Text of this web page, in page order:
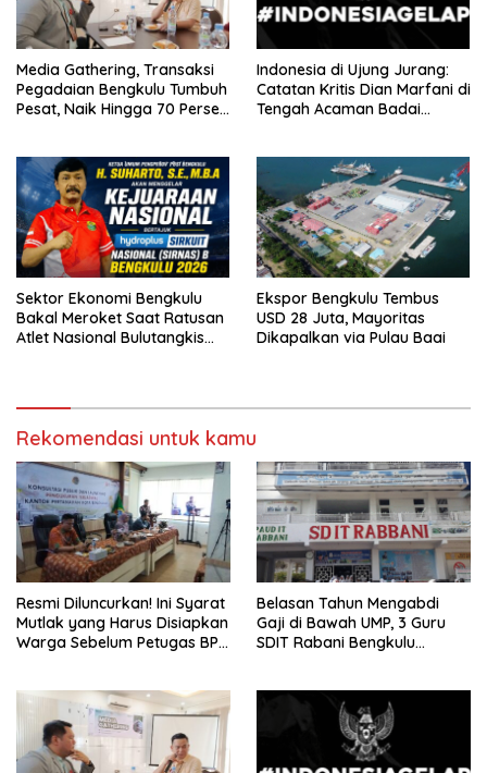
Media Gathering, Transaksi
Pegadaian Bengkulu Tumbuh
Pesat, Naik Hingga 70 Persen
Indonesia di Ujung Jurang:
Catatan Kritis Dian Marfani di
Tengah Acaman Badai
Sektor Ekonomi Bengkulu
Bakal Meroket Saat Ratusan
Atlet Nasional Bulutangkis
Ekspor Bengkulu Tembus
USD 28 Juta, Mayoritas
Dikapalkan via Pulau Baai
Rekomendasi untuk kamu
Resmi Diluncurkan! Ini Syarat
Mutlak yang Harus Disiapkan
Warga Sebelum Petugas BPN
Belasan Tahun Mengabdi
Gaji di Bawah UMP, 3 Guru
SDIT Rabani Bengkulu